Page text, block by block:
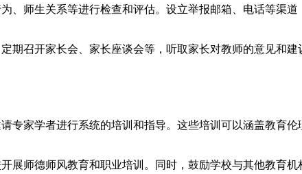
、师生关系等进行检查和评估。设立举报邮箱、电话等渠
召开家长会、家长座谈会等，听取家长对教师的意见和建
专家学者进行系统的培训和指导。这些培训可以涵盖教育
展师德师风教育和职业培训。同时，鼓励学校与其他教育